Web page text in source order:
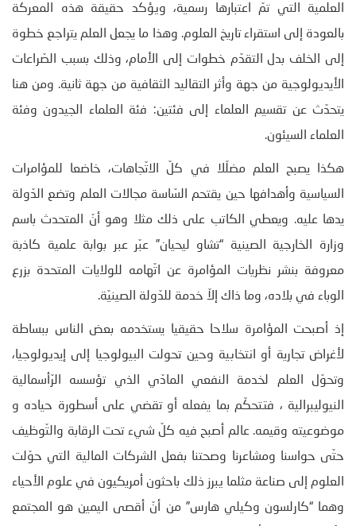
العلمية التي تمّ اعتبارها رسمية، ويؤكد حقيقة هذه المعركة
بالعودة إلى استقراء تاريخ العلوم. وهذا ما يجعل العلم يتراجع خطوة
إلى الخلف بدل التقدّم خطوات إلى الأمام، وذلك بسبب الصّراعات
الأيديولوجية من جهة وأثر التقاليد الثقافية من جهة ثانية. ومن هنا
يتحدّث عن تقسيم العلماء إلى فئتين: فئة العلماء الجيدون وفئة
العلماء السيئون.
هكذا يصبح العلم مضلّلا في كلّ الاتّجاهات، خاضعا للمؤامرات
السياسية وأهدافها حين يقتحم السّاسة مجالات العلم وتضع الدّولة
يدها عليه. ويعطي الكاتب على ذلك مثلا وهو أنّ المتحدث باسم
وزارة الخارجية الصينية “تشاو ليحيان” عبّر عبر بوابة علمية كاذبة
معروفة بنشر نظريات المؤامرة عن اتّهامه للولايات المتحدة بزرع
الوباء في بلاده، وما ذاك إلاّ خدمة للدّولة الصينيّة.
إذ أصبحت المؤامرة سلاحا حقيقيا يستخدمه بعض الناس ببساطة
لأغراض تجارية أو انتخابية وحين تحولت البيولوجيا إلى إيديولوجيا،
وتحوّل العلم لخدمة النفعي المادّي الذي تؤسسه الرّأسمالية
النيوليبرالية ، فتتحكّم بما يفعله أو تقضي على أسطورة حياده و
موضوعيته وقيمه. عالم أصبح فيه كلّ شيء تحت الرقابة والتّوظيف
حتّى حواسنا ومشاعرنا وصحتنا بفعل الشركات المالية التي حوّلت
العلوم إلى صناعة مثلما يبرز ذلك باحثون أمريكيون في علوم الأحياء
وهما “كارلسون وكيلي هارس” من أنّ أقصى اليمين هو المجتمع